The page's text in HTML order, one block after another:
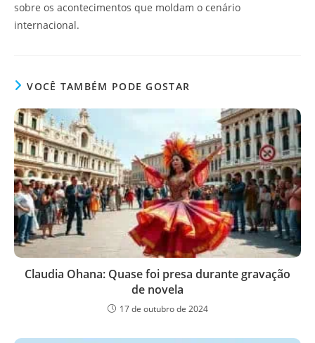
sobre os acontecimentos que moldam o cenário
internacional.
VOCÊ TAMBÉM PODE GOSTAR
Claudia Ohana: Quase foi presa durante gravação
de novela
17 de outubro de 2024